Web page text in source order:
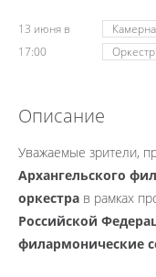
13 июня в
17:00
Оркестр
Описание
Уважаемые зрители,
Архангельского
оркестра в рамках
Российской
филармонические